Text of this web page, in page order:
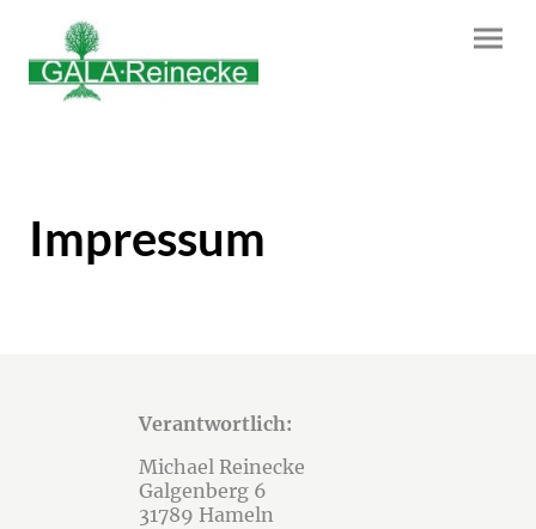
Impressum
Verantwortlich:
Michael Reinecke
Galgenberg 6
31789 Hameln